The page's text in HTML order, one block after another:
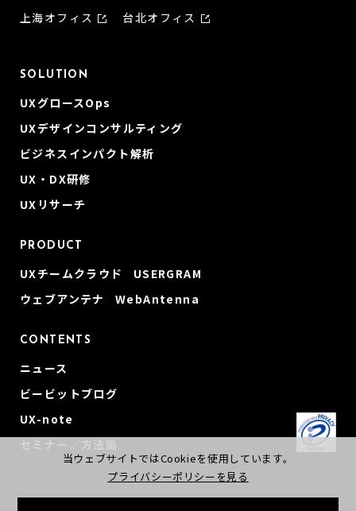
上海オフィス 台北オフィス
SOLUTION
UXグロースOps
UXデザインコンサルティング
ビジネスインパクト解析
UX・DX研修
UXリサーチ
PRODUCT
UXチームクラウド USERGRAM
ウェブアンテナ WebAntenna
CONTENTS
ニュース
ビービットブログ
UX-note
セミナー／方法論
当ウェブサイトではCookieを使用しています。
プライバシーポリシーを見る